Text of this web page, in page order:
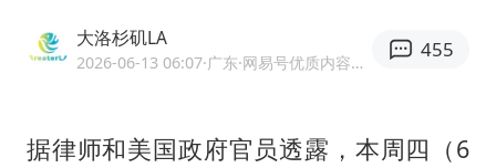
王艺迪2-4不敌张本美和止步4强
2025年小学教师减少13.19万
大洛杉矶LA
2026-06-13 06:07·广东 ·网易号优质内容创作者
455
据律师和美国政府官员透露，本周四（6